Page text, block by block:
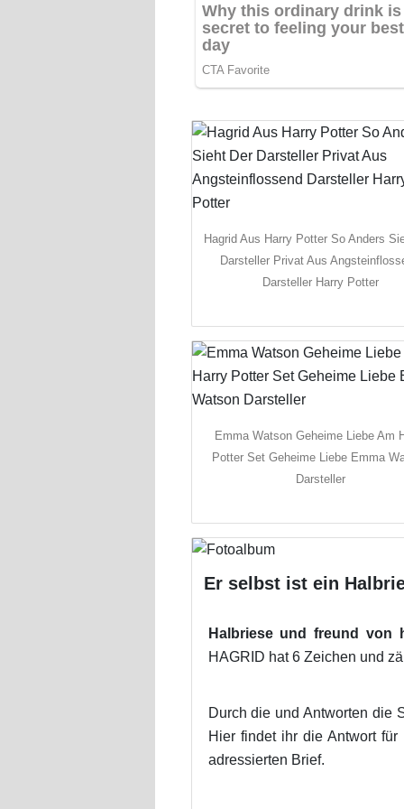
Hagrid Aus Harry Potter So Anders
Darsteller Privat Aus
Darsteller Harry Potter
Emma Watson Geheime Liebe Am
Potter Set Geheime Liebe Emma
Darsteller
Er selbst ist ein
Halbriese und freund von
HAGRID hat 6 Zeichen und
Durch die und Antworten die
Hier findet ihr die Antwort
adressierten Brief.